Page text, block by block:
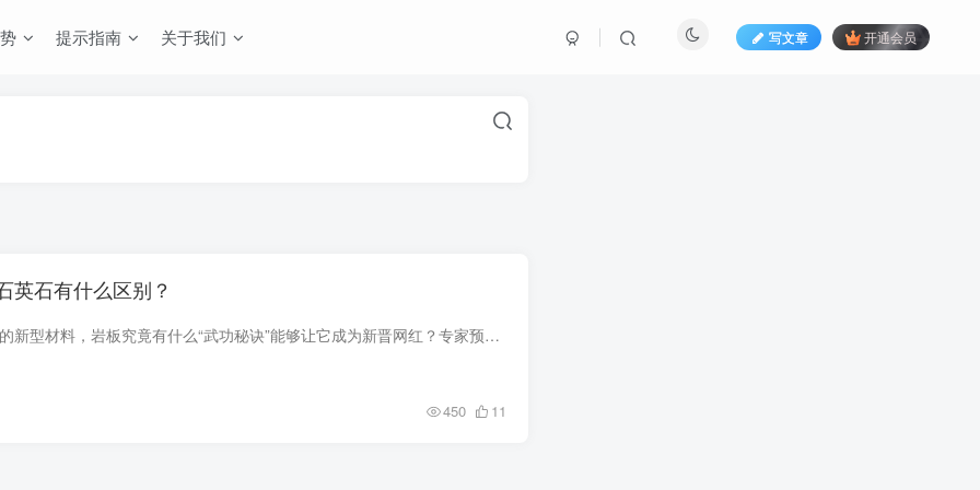
提示指南 关于我们 写文章 开通会员
英石有什么区别？
作为一款火爆2020年的新型材料，岩板究竟有什么“武功秘诀”能够让它成为新晋网红？专家预测，未来岩板将替代人造石、石英石等材料的市场份额，今天我们说说岩板与人造石和石英石有什么区别？其...
450 11